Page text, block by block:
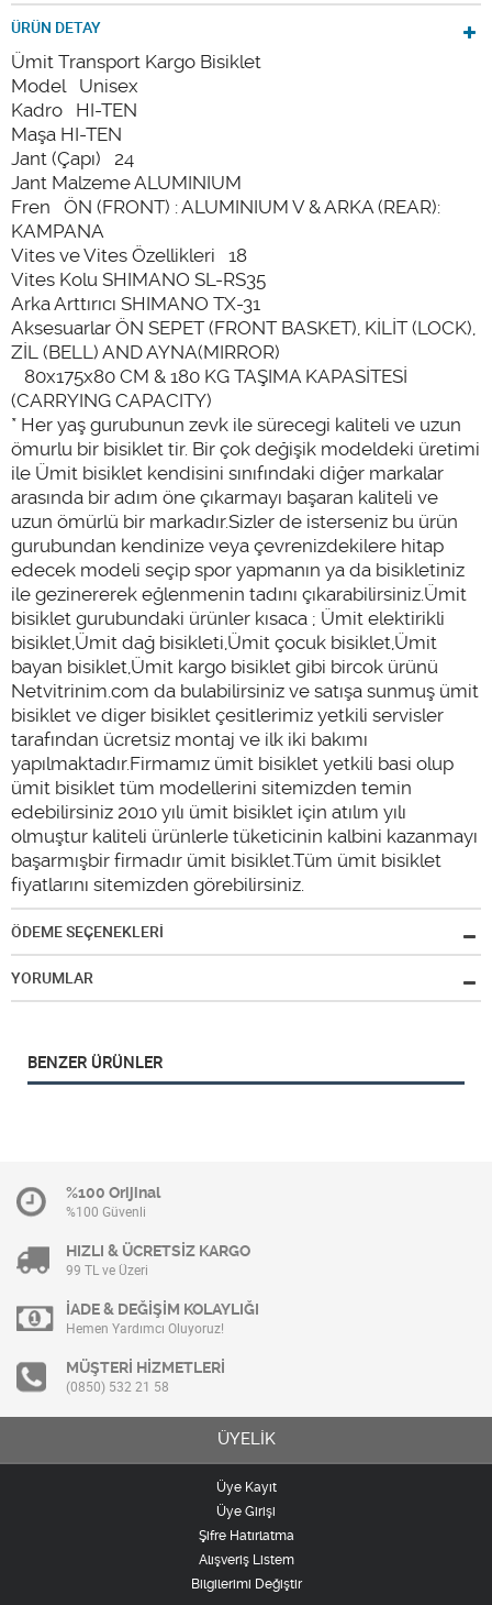
ÜRÜN DETAY
Ümit Transport Kargo Bisiklet
Model Unisex
Kadro HI-TEN
Maşa HI-TEN
Jant (Çapı) 24
Jant Malzeme ALUMINIUM
Fren ÖN (FRONT) : ALUMINIUM V & ARKA (REAR):
KAMPANA
Vites ve Vites Özellikleri 18
Vites Kolu SHIMANO SL-RS35
Arka Arttırıcı SHIMANO TX-31
Aksesuarlar ÖN SEPET (FRONT BASKET), KİLİT (LOCK),
ZİL (BELL) AND AYNA(MIRROR)
80x175x80 CM & 180 KG TAŞIMA KAPASİTESİ
(CARRYING CAPACITY)
* Her yaş gurubunun zevk ile sürecegi kaliteli ve uzun
ömurlu bir bisiklet tir. Bir çok değişik modeldeki üretimi
ile Ümit bisiklet kendisini sınıfındaki diğer markalar
arasında bir adım öne çıkarmayı başaran kaliteli ve
uzun ömürlü bir markadır.Sizler de isterseniz bu ürün
gurubundan kendinize veya çevrenizdekilere hitap
edecek modeli seçip spor yapmanın ya da bisikletiniz
ile gezinererek eğlenmenin tadını çıkarabilirsiniz.Ümit
bisiklet gurubundaki ürünler kısaca ; Ümit elektirikli
bisiklet,Ümit dağ bisikleti,Ümit çocuk bisiklet,Ümit
bayan bisiklet,Ümit kargo bisiklet gibi bircok ürünü
Netvitrinim.com da bulabilirsiniz ve satışa sunmuş ümit
bisiklet ve diger bisiklet çesitlerimiz yetkili servisler
tarafından ücretsiz montaj ve ilk iki bakımı
yapılmaktadır.Firmamız ümit bisiklet yetkili basi olup
ümit bisiklet tüm modellerini sitemizden temin
edebilirsiniz 2010 yılı ümit bisiklet için atılım yılı
olmuştur kaliteli ürünlerle tüketicinin kalbini kazanmayı
başarmışbir firmadır ümit bisiklet.Tüm ümit bisiklet
fiyatlarını sitemizden görebilirsiniz.
ÖDEME SEÇENEKLERİ
YORUMLAR
BENZER ÜRÜNLER
%100 Orijinal
%100 Güvenli
HIZLI & ÜCRETSİZ KARGO
99 TL ve Üzeri
İADE & DEĞİŞİM KOLAYLIĞI
Hemen Yardımcı Oluyoruz!
MÜŞTERİ HİZMETLERİ
(0850) 532 21 58
ÜYELİK
Üye Kayıt
Üye Girişi
Şifre Hatırlatma
Alışveriş Listem
Bilgilerimi Değiştir